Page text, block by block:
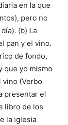
en la que
pero no
(b) La
pan y el vino.
de fondo,
que yo mismo
vino (Verbo
presentar el
libro de los
la iglesia